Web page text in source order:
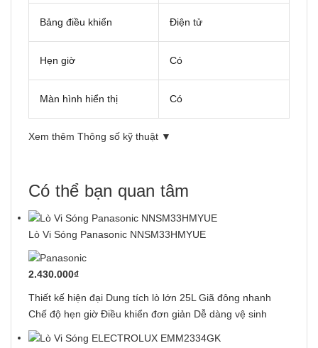
Bảng điều khiển Điện tử
Hẹn giờ Có
Màn hình hiển thị Có
Xem thêm Thông số kỹ thuật ▼
Có thể bạn quan tâm
Lò Vi Sóng Panasonic NNSM33HMYUE
2.430.000₫
Thiết kế hiện đại Dung tích lò lớn 25L Giã đông nhanh
Chế độ hẹn giờ Điều khiển đơn giản Dễ dàng vệ sinh